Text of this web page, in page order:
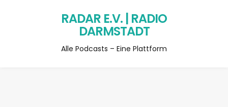
RADAR E.V. | RADIO
DARMSTADT
Alle Podcasts – Eine Plattform